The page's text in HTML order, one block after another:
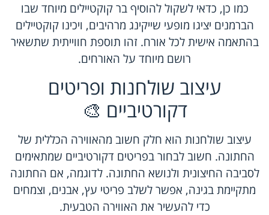
כמו כן, כדאי לשקול להוסיף בר קוקטיילים מיוחד שבו
הברמנים יציגו מופעי שייקינג מרהיבים, ויכינו קוקטיילים
בהתאמה אישית לכל אורח. זהו תוספת חווייתית שתשאיר
רושם מיוחד על האורחים.
עיצוב שולחנות ופריטים
דקורטיביים 🎨
עיצוב שולחנות הוא חלק חשוב מהאווירה הכללית של
החתונה. חשוב לבחור בפריטים דקורטיביים שמתאימים
לסביבה החיצונית ולנושא החתונה. לדוגמה, אם החתונה
מתקיימת בגינה, אפשר לשלב פריטי עץ, אבנים, וצמחים
כדי להעשיר את האווירה הטבעית.